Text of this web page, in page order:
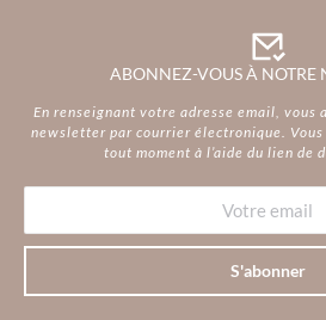
ABONNEZ-VOUS À NOTRE
En renseignant votre adresse email, vous
newsletter par courrier électronique. Vous
tout moment à l’aide du lien de
S'abonner